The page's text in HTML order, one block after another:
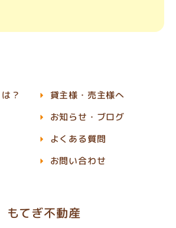
もてぎ不動産
？
貸主様・売主様へ
お知らせ・ブログ
よくある質問
お問い合わせ